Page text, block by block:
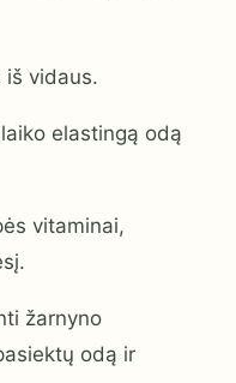
iš vidaus.
elastingą odą
vitaminai,
žarnyno
odą ir